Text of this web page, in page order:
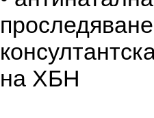
на ХБН